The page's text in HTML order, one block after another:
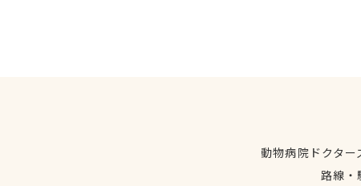
動物病院ドクタ
路線・